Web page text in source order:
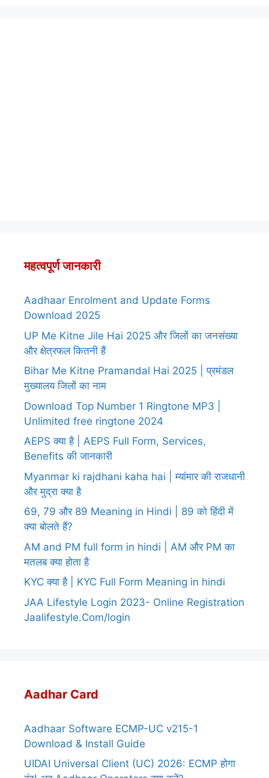
महत्वपूर्ण जानकारी
Aadhaar Enrolment and Update Forms
Download 2025
UP Me Kitne Jile Hai 2025 और जिलों का जनसंख्या
और क्षेत्रफल कितनी हैं
Bihar Me Kitne Pramandal Hai 2025 | प्रमंडल
मुख्यालय जिलों का नाम
Download Top Number 1 Ringtone MP3 |
Unlimited free ringtone 2024
AEPS क्या है | AEPS Full Form, Services,
Benefits की जानकारी
Myanmar ki rajdhani kaha hai | म्यांमार की राजधानी
और मुद्रा क्या है
69, 79 और 89 Meaning in Hindi | 89 को हिंदी में
क्या बोलते हैं?
AM and PM full form in hindi | AM और PM का
मतलब क्या होता है
KYC क्या है | KYC Full Form Meaning in hindi
JAA Lifestyle Login 2023- Online Registration
Jaalifestyle.Com/login
Aadhar Card
Aadhaar Software ECMP-UC v215-1
Download & Install Guide
UIDAI Universal Client (UC) 2026: ECMP होगा